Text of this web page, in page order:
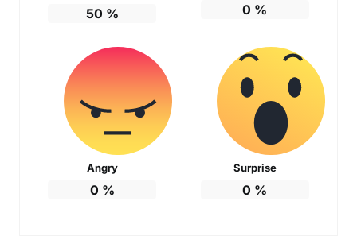
50 % 0 %
Angry
0 %
Surprise
0 %